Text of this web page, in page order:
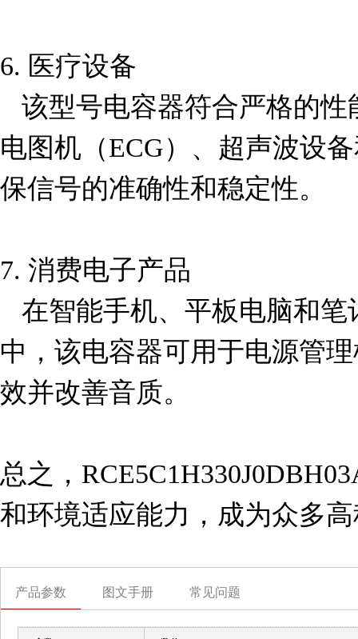
6. 医疗设备
电图机（ECG）、超声波设
保信号的准确性和稳定性。
7. 消费电子产品
中，该电容器可用于电源管
效并改善音质。
总之，
和环境适应能力，成为众多
产品参数 图文手册 常见问题